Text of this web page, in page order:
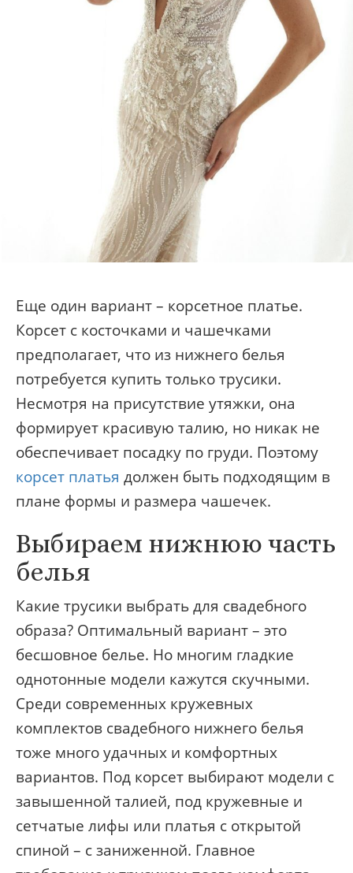
Еще один вариант – корсетное платье.
Корсет с косточками и чашечками
предполагает, что из нижнего белья
потребуется купить только трусики.
Несмотря на присутствие утяжки, она
формирует красивую талию, но никак не
обеспечивает посадку по груди. Поэтому
корсет платья должен быть подходящим в
плане формы и размера чашечек.
Выбираем нижнюю часть
белья
Какие трусики выбрать для свадебного
образа? Оптимальный вариант – это
бесшовное белье. Но многим гладкие
однотонные модели кажутся скучными.
Среди современных кружевных
комплектов свадебного нижнего белья
тоже много удачных и комфортных
вариантов. Под корсет выбирают модели с
завышенной талией, под кружевные и
сетчатые лифы или платья с открытой
спиной – с заниженной. Главное